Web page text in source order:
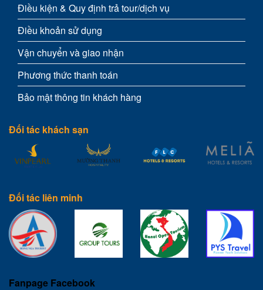
Điều kiện & Quy định trả tour/dịch vụ
Điều khoản sử dụng
Vận chuyển và giao nhận
Phương thức thanh toán
Bảo mật thông tin khách hàng
Đối tác khách sạn
Đối tác liên minh
Fanpage Facebook